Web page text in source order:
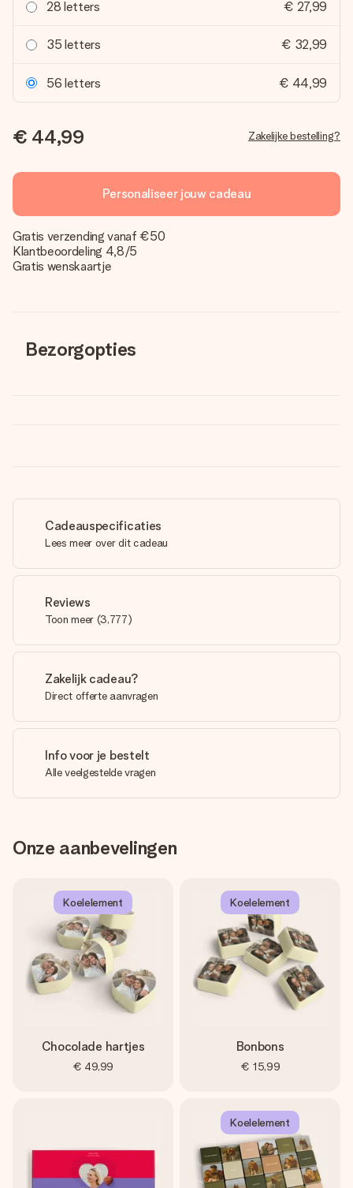
28 letters € 27,99
35 letters € 32,99
56 letters € 44,99
€ 44,99 Zakelijke bestelling?
Personaliseer jouw cadeau
Gratis verzending vanaf €50
Klantbeoordeling 4,8/5
Gratis wenskaartje
Bezorgopties
Cadeauspecificaties
Lees meer over dit cadeau
Reviews
Toon meer (3,777)
Zakelijk cadeau?
Direct offerte aanvragen
Info voor je bestelt
Alle veelgestelde vragen
Onze aanbevelingen
Koelelement
Chocolade hartjes
€ 49,99
Koelelement
Bonbons
€ 15,99
Koelelement